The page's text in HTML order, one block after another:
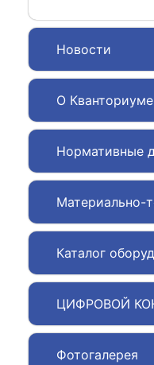
Новости
О Кванториуме
Нормативные
Материально-
Каталог
ЦИФРОВОЙ
Фотогалерея